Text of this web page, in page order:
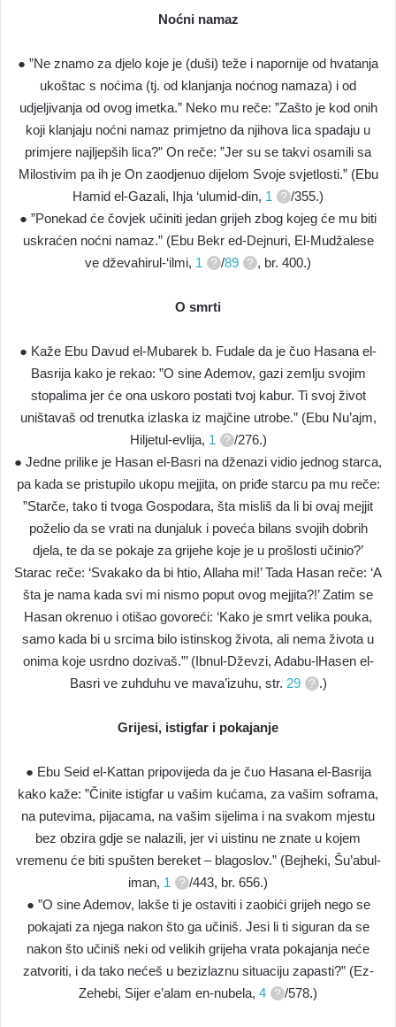
Noćni namaz
● ”Ne znamo za djelo koje je (duši) teže i napornije od hvatanja
ukoštac s noćima (tj. od klanjanja noćnog namaza) i od
udjeljivanja od ovog imetka.” Neko mu reče: ”Zašto je kod onih
koji klanjaju noćni namaz primjetno da njihova lica spadaju u
primjere najljepših lica?” On reče: ”Jer su se takvi osamili sa
Milostivim pa ih je On zaodjenuo dijelom Svoje svjetlosti.” (Ebu
Hamid el-Gazali, Ihja ‘ulumid-din, 1
/355.)
● ”Ponekad će čovjek učiniti jedan grijeh zbog kojeg će mu biti
uskraćen noćni namaz.” (Ebu Bekr ed-Dejnuri, El-Mudžalese
ve dževahirul-‘ilmi, 1 /89 , br. 400.)
O smrti
● Kaže Ebu Davud el-Mubarek b. Fudale da je čuo Hasana el-
Basrija kako je rekao: ”O sine Ademov, gazi zemlju svojim
stopalima jer će ona uskoro postati tvoj kabur. Ti svoj život
uništavaš od trenutka izlaska iz majčine utrobe.” (Ebu Nu’ajm,
Hiljetul-evlija, 1
/276.)
● Jedne prilike je Hasan el-Basri na dženazi vidio jednog starca,
pa kada se pristupilo ukopu mejjita, on priđe starcu pa mu reče:
”Starče, tako ti tvoga Gospodara, šta misliš da li bi ovaj mejjit
poželio da se vrati na dunjaluk i poveća bilans svojih dobrih
djela, te da se pokaje za grijehe koje je u prošlosti učinio?’
Starac reče: ‘Svakako da bi htio, Allaha mi!’ Tada Hasan reče: ‘A
šta je nama kada svi mi nismo poput ovog mejjita?!’ Zatim se
Hasan okrenuo i otišao govoreći: ‘Kako je smrt velika pouka,
samo kada bi u srcima bilo istinskog života, ali nema života u
onima koje usrdno dozivaš.”’ (Ibnul-Dževzi, Adabu-lHasen el-
Basri ve zuhduhu ve mava’izuhu, str. 29 .)
Grijesi, istigfar i pokajanje
● Ebu Seid el-Kattan pripovijeda da je čuo Hasana el-Basrija
kako kaže: ”Činite istigfar u vašim kućama, za vašim soframa,
na putevima, pijacama, na vašim sijelima i na svakom mjestu
bez obzira gdje se nalazili, jer vi uistinu ne znate u kojem
vremenu će biti spušten bereket – blagoslov.” (Bejheki, Šu’abul-
iman, 1
/443, br. 656.)
● ”O sine Ademov, lakše ti je ostaviti i zaobići grijeh nego se
pokajati za njega nakon što ga učiniš. Jesi li ti siguran da se
nakon što učiniš neki od velikih grijeha vrata pokajanja neće
zatvoriti, i da tako nećeš u bezizlaznu situaciju zapasti?” (Ez-
Zehebi, Sijer e’alam en-nubela, 4 /578.)